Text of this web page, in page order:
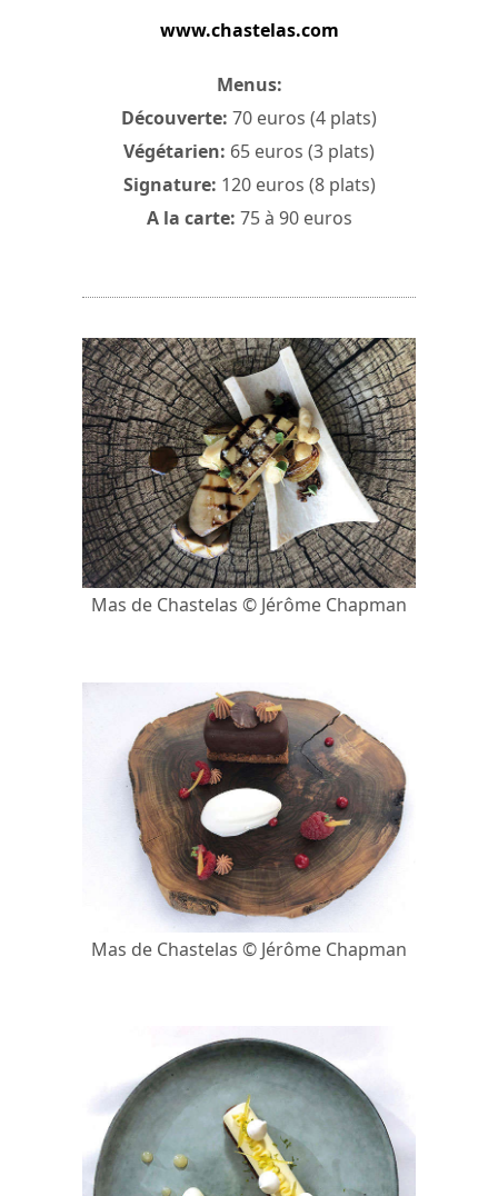
www.chastelas.com
Menus:
Découverte: 70 euros (4 plats)
Végétarien: 65 euros (3 plats)
Signature: 120 euros (8 plats)
A la carte: 75 à 90 euros
Mas de Chastelas © Jérôme Chapman
Mas de Chastelas © Jérôme Chapman